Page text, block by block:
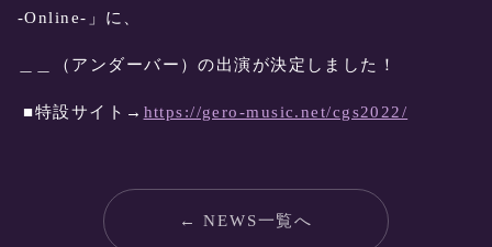
-Online-」に、
＿＿（アンダーバー）の出演が決定しました！
■特設サイト→ https://gero-music.net/cgs2022/
← NEWS一覧へ